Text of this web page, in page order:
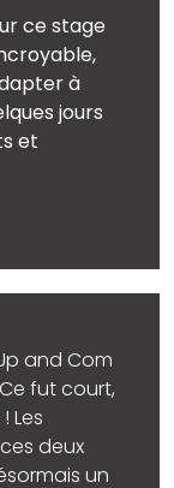
ce stage
à
jours
et
and Com
fut court,
Les
deux
un